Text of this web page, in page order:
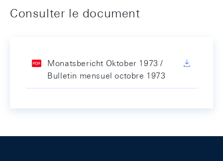
Consulter le document
Monatsbericht Oktober 1973 /
Bulletin mensuel octobre 1973